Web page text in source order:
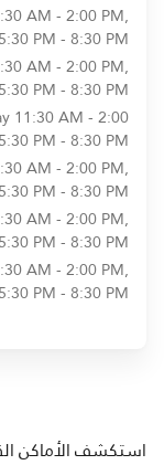
AM - 2:00 PM,
5:30 PM - 8:30 PM
AM - 2:00 PM,
5:30 PM - 8:30 PM
11:30 AM - 2:00
PM - 8:30 PM
AM - 2:00 PM,
5:30 PM - 8:30 PM
AM - 2:00 PM,
5:30 PM - 8:30 PM
AM - 2:00 PM,
5:30 PM - 8:30 PM
استكشف الأماكن